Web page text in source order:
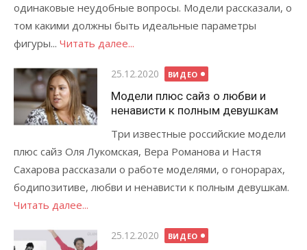
одинаковые неудобные вопросы. Модели рассказали, о
том какими должны быть идеальные параметры
фигуры... Читать далее...
Опубликовано
25.12.2020 ВИДЕО
Модели плюс сайз о любви и
ненависти к полным девушкам
Три известные российские модели
плюс сайз Оля Лукомская, Вера Романова и Настя
Сахарова рассказали о работе моделями, о гонорарах,
бодипозитиве, любви и ненависти к полным девушкам.
Читать далее...
Опубликовано
25.12.2020 ВИДЕО